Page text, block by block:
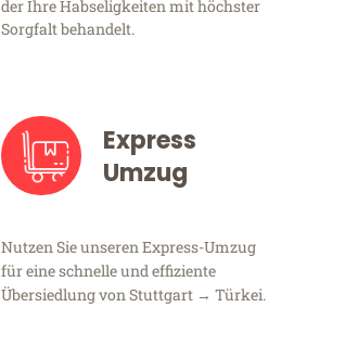
der Ihre Habseligkeiten mit höchster
Sorgfalt behandelt.
Express
Umzug
Nutzen Sie unseren Express-Umzug
für eine schnelle und effiziente
Übersiedlung von Stuttgart → Türkei.